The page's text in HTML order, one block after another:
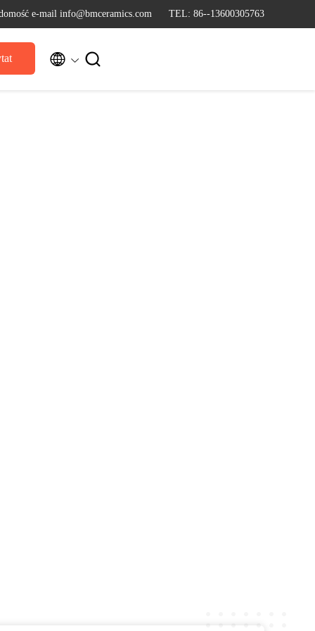
e-mail info@bmceramics.com TEL: 86--13600305763
 